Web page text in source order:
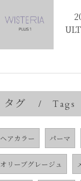
タグ Tags
ヘアカラー パーマ
オリーブグレージュ